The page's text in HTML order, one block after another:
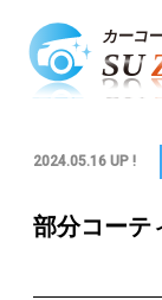
2024.05.16 UP !
部分コーテ